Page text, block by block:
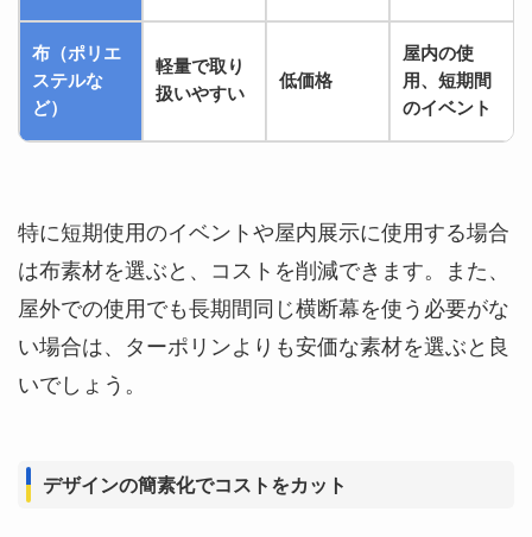
布（ポリエ
ステルな
ど）
軽量で取り
扱いやすい
低価格
屋内の使
用、短期間
のイベント
特に短期使用のイベントや屋内展示に使用する場合
は布素材を選ぶと、コストを削減できます。また、
屋外での使用でも長期間同じ横断幕を使う必要がな
い場合は、ターポリンよりも安価な素材を選ぶと良
いでしょう。
デザインの簡素化でコストをカット